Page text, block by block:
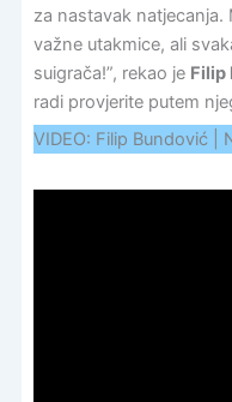
za nastavak
važne utakmice, ali
suigrača!”, rekao je Filip
radi provjerite putem
VIDEO: Filip Bundović |